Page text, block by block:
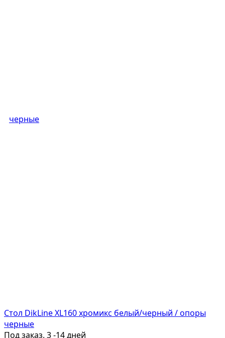
Стол DikLine XL160 хромикс белый/черный / опоры
черные
Под заказ. 3 -14 дней